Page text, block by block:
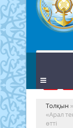
Толқын »
«Арал
өтті